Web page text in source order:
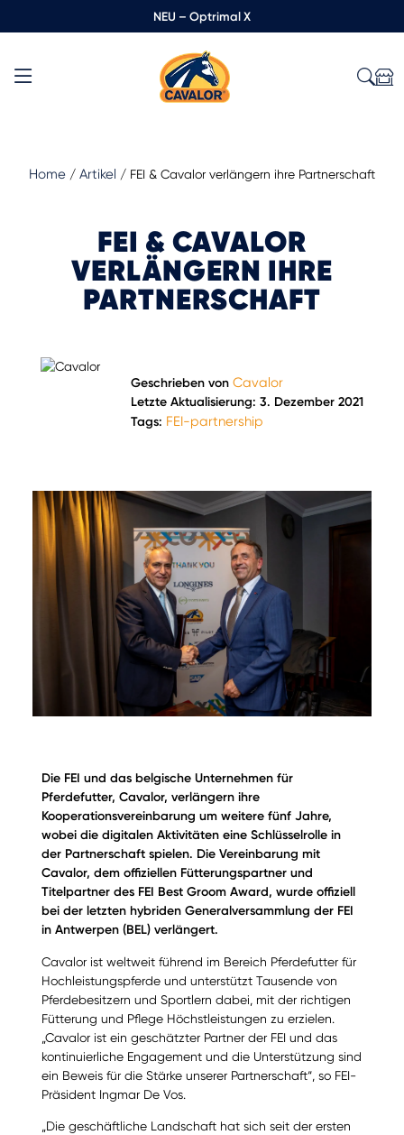
NEU – Optrimal X
Home / Artikel / FEI & Cavalor verlängern ihre Partnerschaft
FEI & CAVALOR
VERLÄNGERN IHRE
PARTNERSCHAFT
Geschrieben von Cavalor
Letzte Aktualisierung: 3. Dezember 2021
Tags: FEI-partnership
Die FEI und das belgische Unternehmen für
Pferdefutter, Cavalor, verlängern ihre
Kooperationsvereinbarung um weitere fünf Jahre,
wobei die digitalen Aktivitäten eine Schlüsselrolle in
der Partnerschaft spielen. Die Vereinbarung mit
Cavalor, dem offiziellen Fütterungspartner und
Titelpartner des FEI Best Groom Award, wurde offiziell
bei der letzten hybriden Generalversammlung der FEI
in Antwerpen (BEL) verlängert.
Cavalor ist weltweit führend im Bereich Pferdefutter für
Hochleistungspferde und unterstützt Tausende von
Pferdebesitzern und Sportlern dabei, mit der richtigen
Fütterung und Pflege Höchstleistungen zu erzielen.
„Cavalor ist ein geschätzter Partner der FEI und das
kontinuierliche Engagement und die Unterstützung sind
ein Beweis für die Stärke unserer Partnerschaft“, so FEI-
Präsident Ingmar De Vos.
„Die geschäftliche Landschaft hat sich seit der ersten